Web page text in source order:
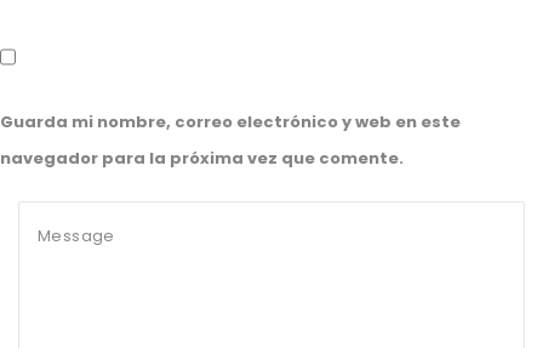
Guarda mi nombre, correo electrónico y web en este
navegador para la próxima vez que comente.